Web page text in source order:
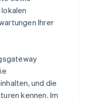
Ihrer
und die
kennen. Im